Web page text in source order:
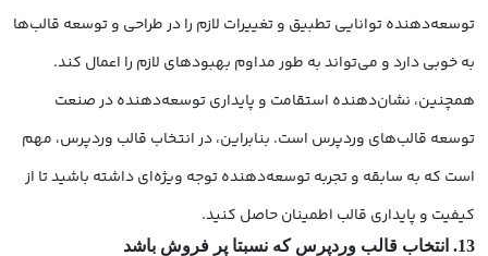
توسعه‌دهنده توانایی تطبیق و تغییرات لازم را در طراحی و توسعه قالب‌ها
به خوبی دارد و می‌تواند به طور مداوم بهبودهای لازم را اعمال کند.
همچنین، نشان‌دهنده استقامت و پایداری توسعه‌دهنده در صنعت
توسعه قالب‌های وردپرس است. بنابراین، در انتخاب قالب وردپرس، مهم
است که به سابقه و تجربه توسعه‌دهنده توجه ویژه‌ای داشته باشید تا از
کیفیت و پایداری قالب اطمینان حاصل کنید.
13. انتخاب قالب وردپرس که نسبتا پر فروش باشد